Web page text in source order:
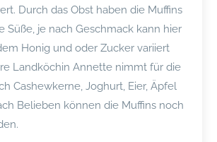
Durch das Obst haben die Muffins
Süße, je nach Geschmack kann hier
Honig und oder Zucker variiert
Landköchin Annette nimmt für die
Cashewkerne, Joghurt, Eier, Äpfel
Belieben können die Muffins noch